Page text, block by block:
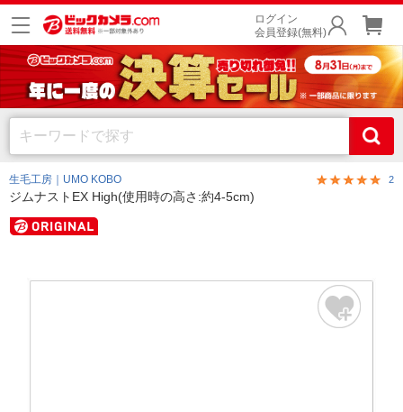
ログイン
会員登録(無料)
生毛工房｜UMO KOBO 2
ジムナストEX High(使用時の高さ:約4-5cm)